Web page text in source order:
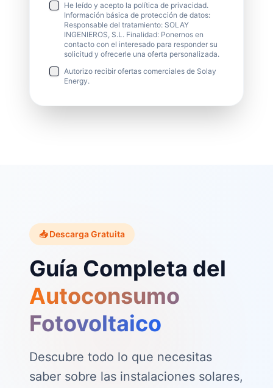
He leído y acepto la política de privacidad.
Información básica de protección de datos:
Responsable del tratamiento: SOLAY
INGENIEROS, S.L. Finalidad: Ponernos en
contacto con el interesado para responder su
solicitud y ofrecerle una oferta personalizada.
Autorizo recibir ofertas comerciales de Solay
Energy.
📥 Descarga Gratuita
Guía Completa del
Autoconsumo
Fotovoltaico
Descubre todo lo que necesitas
saber sobre las instalaciones solares,